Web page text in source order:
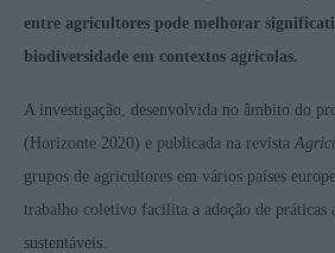
entre agricultores pode melhorar
biodiversidade em contextos agrícolas.
A investigação, desenvolvida no âmbito do
(Horizonte 2020) e publicada na revista
grupos de agricultores em vários países
trabalho coletivo facilita a adoção de práticas
sustentáveis.